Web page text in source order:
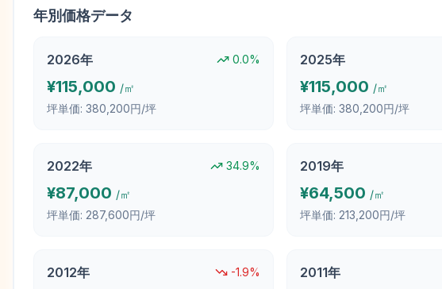
年別価格データ
2026年 0.0%
¥115,000 /㎡
坪単価: 380,200円/坪
2025年
¥115,000 /㎡
坪単価: 380,200円/坪
2022年 34.9%
¥87,000 /㎡
坪単価: 287,600円/坪
2019年
¥64,500 /㎡
坪単価: 213,200円/坪
2012年 -1.9% 2011年